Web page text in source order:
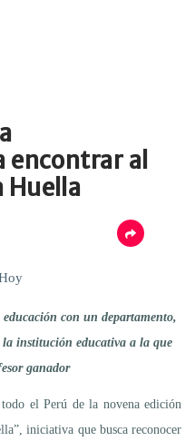
encontrar al
Huella
con un departamento,
institución educativa a la que
ganador
el Perú de la novena edición
iniciativa que busca reconocer